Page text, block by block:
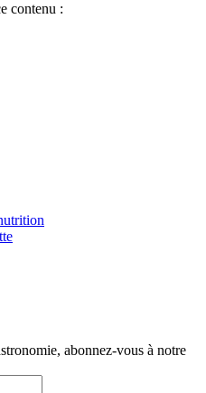
contenu :
Telegram
abonnez-vous à notre